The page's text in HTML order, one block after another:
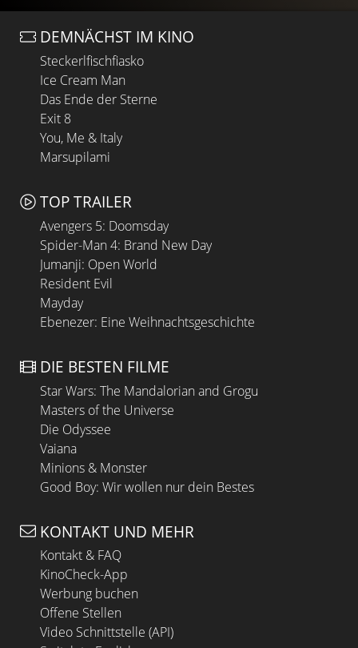
DEMNÄCHST IM KINO
Steckerlfischfiasko
Ice Cream Man
Das Ende der Sterne
Exit 8
You, Me & Italy
Marsupilami
TOP TRAILER
Avengers 5: Doomsday
Spider-Man 4: Brand New Day
Jumanji: Open World
Resident Evil
Mayday
Ebenezer: Eine Weihnachtsgeschichte
DIE BESTEN FILME
Star Wars: The Mandalorian and Grogu
Masters of the Universe
Die Odyssee
Vaiana
Minions & Monster
Good Boy: Wir wollen nur dein Bestes
KONTAKT UND MEHR
Kontakt & FAQ
KinoCheck-App
Werbung buchen
Offene Stellen
Video Schnittstelle (API)